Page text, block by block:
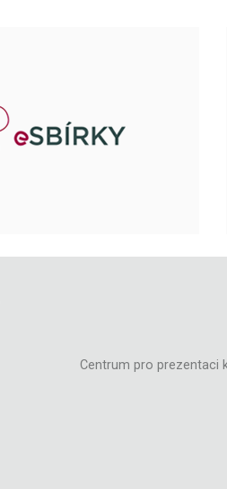
Centrum pro prezentaci